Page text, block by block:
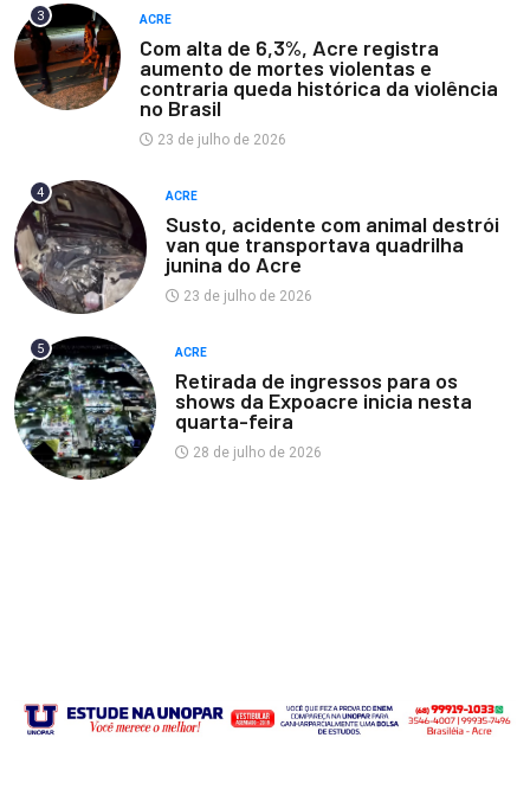
3 ACRE
Com alta de 6,3%, Acre registra
aumento de mortes violentas e
contraria queda histórica da violência
no Brasil
23 de julho de 2026
4 ACRE
Susto, acidente com animal destrói
van que transportava quadrilha
junina do Acre
23 de julho de 2026
5 ACRE
Retirada de ingressos para os
shows da Expoacre inicia nesta
quarta-feira
28 de julho de 2026